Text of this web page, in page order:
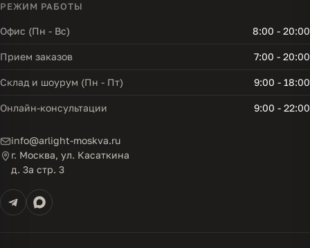
РЕЖИМ РАБОТЫ
Офис (Пн - Вс) 8:00 - 20:00
Прием заказов 7:00 - 20:00
Склад и шоурум (Пн - Пт) 9:00 - 18:00
Онлайн-консультации 9:00 - 22:00
info@arlight-moskva.ru
г. Москва, ул. Касаткина
д. 3а стр. 3